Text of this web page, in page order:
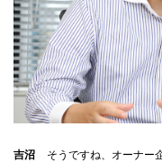
吉沼
そうですね、オーナー